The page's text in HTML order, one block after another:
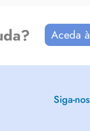
Aceda
Siga-